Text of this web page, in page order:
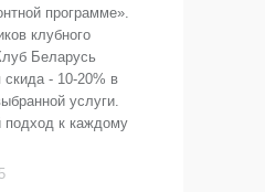
программе».
клубного
Беларусь
скида - 10-20% в
услуги.
подход к каждому